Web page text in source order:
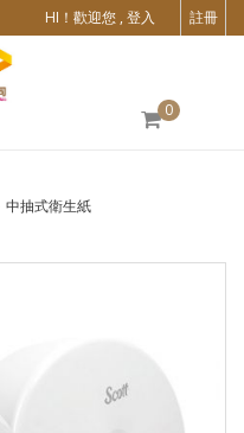
HI！歡迎您 , 登入 註冊
0
中抽式衛生紙